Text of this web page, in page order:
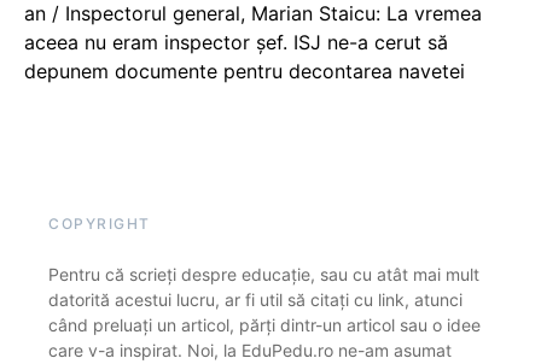
an / Inspectorul general, Marian Staicu: La vremea
aceea nu eram inspector șef. ISJ ne-a cerut să
depunem documente pentru decontarea navetei
COPYRIGHT
Pentru că scrieți despre educație, sau cu atât mai mult
datorită acestui lucru, ar fi util să citați cu link, atunci
când preluați un articol, părți dintr-un articol sau o idee
care v-a inspirat. Noi, la EduPedu.ro ne-am asumat